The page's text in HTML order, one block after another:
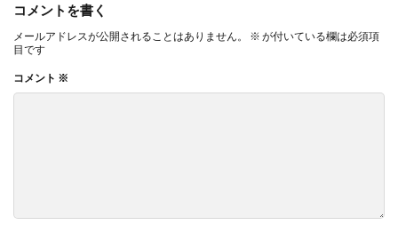
コメントを書く
メールアドレスが公開されることはありません。 ※ が付いている欄は必須項
目です
コメント ※